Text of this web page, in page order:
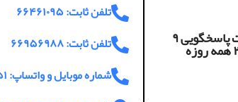
ساعت پاسخگویی ۹
تلفن ثابت: ۶۶۴۶۱۰۹۵
تلفن ثابت: ۶۶۹۵۶۹۸۸
شماره موبایل و واتساپ: ۰۹۰۵۳۰۸۲۷۵۱